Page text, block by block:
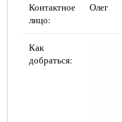
Контактное
лицо:
Олег
Как
добраться: